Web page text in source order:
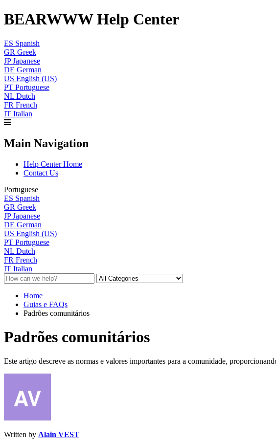
BEARWWW Help Center
ES Spanish
GR Greek
JP Japanese
DE German
US English (US)
PT Portuguese
NL Dutch
FR French
IT Italian
Main Navigation
Help Center Home
Contact Us
Portuguese
ES Spanish
GR Greek
JP Japanese
DE German
US English (US)
PT Portuguese
NL Dutch
FR French
IT Italian
Home
Guias e FAQs
Padrões comunitários
Padrões comunitários
Este artigo descreve as normas e valores importantes para a comunidade,
Written by Alain VEST